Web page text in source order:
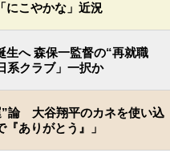
にこやかな」近況
生へ 森保一監督の“再就職
系クラブ」一択か
”論 大谷翔平のカネを使い込
ありがとう』」